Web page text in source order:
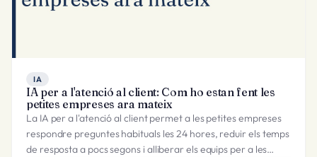
IA
IA per a l'atenció al client: Com ho estan fent les
petites empreses ara mateix
La IA per a l'atenció al client permet a les petites empreses
respondre preguntes habituals les 24 hores, reduir els temps
de resposta a pocs segons i alliberar els equips per a les